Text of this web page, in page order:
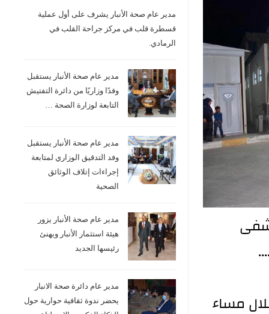
مساء
مدير عام صحة الأنبار يشرف على أول عملية
قسطرة قلب في مركز جراحة القلب في
الرمادي.
مدير عام صحة الأنبار يستقبل
وفدًا وزاريًا من دائرة التفتيش
التابعة لوزارة الصحة …
مدير عام صحة الأنبار يستقبل
وفد التدقيق الوزاري لمتابعة
إجراءات إتلاف الوثائق
الصحية
مدير عام صحة الأنبار يزور
هيئة استثمار الأنبار ويهنئ
رئيسها الجديد
مدير عام دائرة صحة الانبار
يحضر ندوة ثقافية حوارية حول